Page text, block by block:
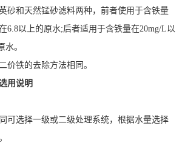
和天然锰砂滤料两种，前者使用于含铁量
6.8以上的原水;后者适用于含铁量在20mg/L以
水。
铁的去除方法相同。
用说明
选择一级或二级处理系统，根据水量选择